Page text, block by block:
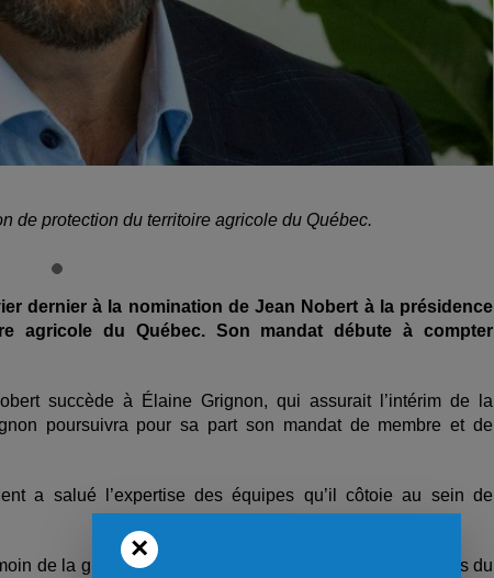
de protection du territoire agricole du Québec.
dernier à la nomination de Jean Nobert à la présidence
agricole du Québec. Son mandat débute à compter
succède à Élaine Grignon, qui assurait l’intérim de la
poursuivra pour sa part son mandat de membre et de
a salué l’expertise des équipes qu’il côtoie au sein de
de la grande expertise et du dévouement des membres du
×